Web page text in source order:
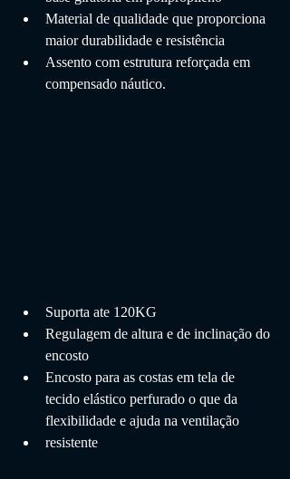
Material de qualidade que proporciona
maior durabilidade e resistência
Assento com estrutura reforçada em
compensado náutico.
Suporta ate 120KG
Regulagem de altura e de inclinação do
encosto
Encosto para as costas em tela de
tecido elástico perfurado o que da
flexibilidade e ajuda na ventilação
resistente